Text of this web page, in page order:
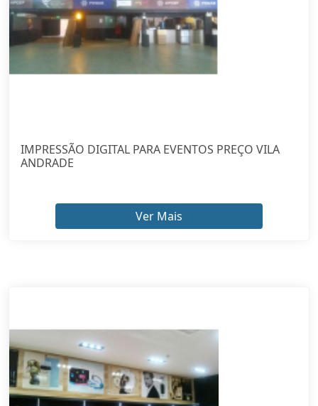
IMPRESSÃO DIGITAL PARA EVENTOS PREÇO VILA
ANDRADE
Ver Mais